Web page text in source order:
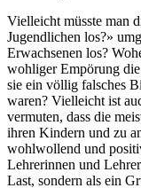
Vielleicht müsste man
Jugendlichen los?»
Erwachsenen los?
wohliger Empörung
sie ein völlig falsches
waren? Vielleicht ist
vermuten, dass die
ihren Kindern und zu
wohlwollend und
Lehrerinnen und
Last, sondern als ein